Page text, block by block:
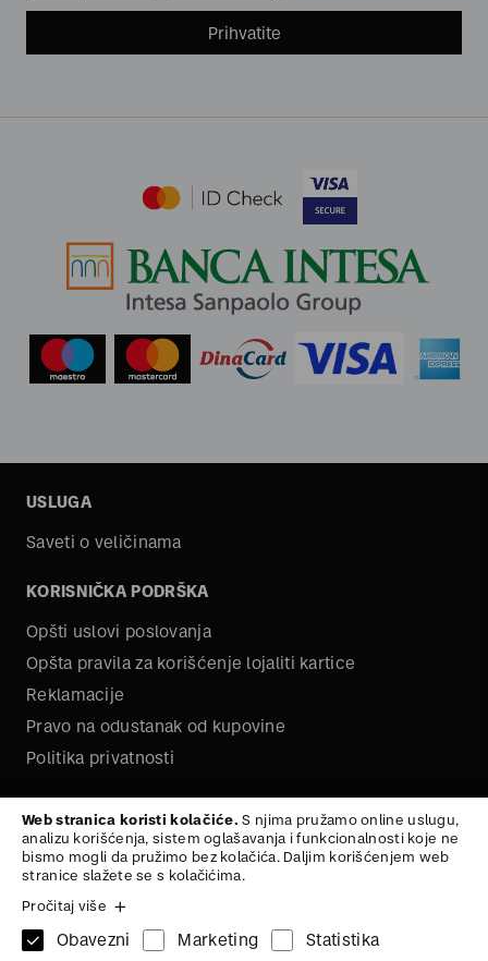
Prihvatite
USLUGA
Saveti o veličinama
KORISNIČKA PODRŠKA
Opšti uslovi poslovanja
Opšta pravila za korišćenje lojaliti kartice
Reklamacije
Pravo na odustanak od kupovine
Politika privatnosti
Kariera
Web stranica koristi kolačiće. S njima pružamo online uslugu,
analizu korišćenja, sistem oglašavanja i funkcionalnosti koje ne
bismo mogli da pružimo bez kolačića. Daljim korišćenjem web
stranice slažete se s kolačićima.
Pročitaj više
Obavezni Marketing Statistika